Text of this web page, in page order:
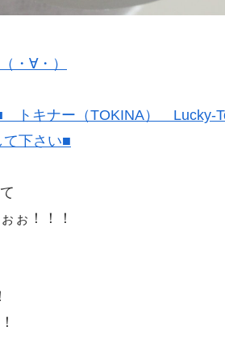
・∀・）
トキナー（TOKINA） Lucky-
下さい■
ぉ！！！